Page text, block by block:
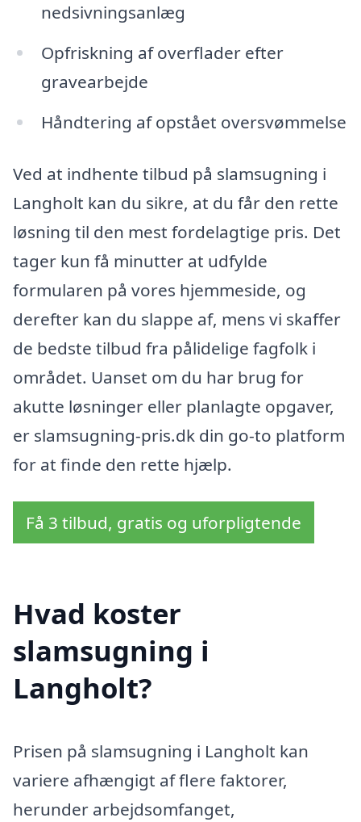
nedsivningsanlæg
Opfriskning af overflader efter
gravearbejde
Håndtering af opstået oversvømmelse
Ved at indhente tilbud på slamsugning i
Langholt kan du sikre, at du får den rette
løsning til den mest fordelagtige pris. Det
tager kun få minutter at udfylde
formularen på vores hjemmeside, og
derefter kan du slappe af, mens vi skaffer
de bedste tilbud fra pålidelige fagfolk i
området. Uanset om du har brug for
akutte løsninger eller planlagte opgaver,
er slamsugning-pris.dk din go-to platform
for at finde den rette hjælp.
Få 3 tilbud, gratis og uforpligtende
Hvad koster
slamsugning i
Langholt?
Prisen på slamsugning i Langholt kan
variere afhængigt af flere faktorer,
herunder arbejdsomfanget,